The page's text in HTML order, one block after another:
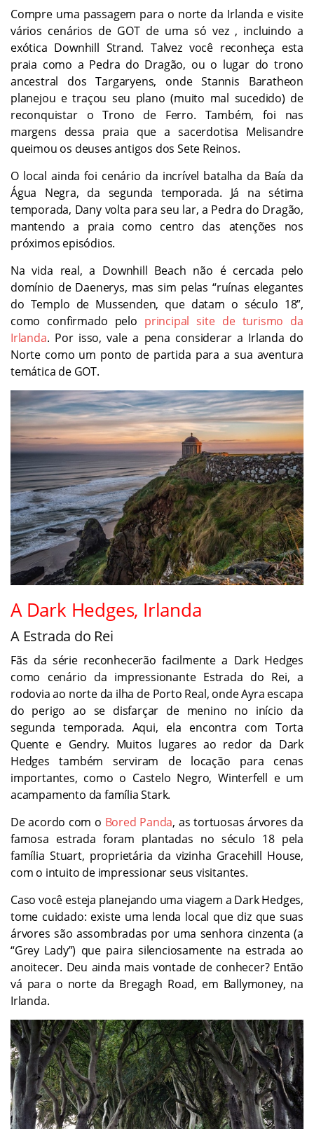
Compre uma passagem para o norte da Irlanda e visite
vários cenários de GOT de uma só vez , incluindo a
exótica Downhill Strand. Talvez você reconheça esta
praia como a Pedra do Dragão, ou o lugar do trono
ancestral dos Targaryens, onde Stannis Baratheon
planejou e traçou seu plano (muito mal sucedido) de
reconquistar o Trono de Ferro. Também, foi nas
margens dessa praia que a sacerdotisa Melisandre
queimou os deuses antigos dos Sete Reinos.
O local ainda foi cenário da incrível batalha da Baía da
Água Negra, da segunda temporada. Já na sétima
temporada, Dany volta para seu lar, a Pedra do Dragão,
mantendo a praia como centro das atenções nos
próximos episódios.
Na vida real, a Downhill Beach não é cercada pelo
domínio de Daenerys, mas sim pelas “ruínas elegantes
do Templo de Mussenden, que datam o século 18”,
como confirmado pelo principal site de turismo da
Irlanda. Por isso, vale a pena considerar a Irlanda do
Norte como um ponto de partida para a sua aventura
temática de GOT.
A Dark Hedges, Irlanda
A Estrada do Rei
Fãs da série reconhecerão facilmente a Dark Hedges
como cenário da impressionante Estrada do Rei, a
rodovia ao norte da ilha de Porto Real, onde Ayra escapa
do perigo ao se disfarçar de menino no início da
segunda temporada. Aqui, ela encontra com Torta
Quente e Gendry. Muitos lugares ao redor da Dark
Hedges também serviram de locação para cenas
importantes, como o Castelo Negro, Winterfell e um
acampamento da família Stark.
De acordo com o Bored Panda, as tortuosas árvores da
famosa estrada foram plantadas no século 18 pela
família Stuart, proprietária da vizinha Gracehill House,
com o intuito de impressionar seus visitantes.
Caso você esteja planejando uma viagem a Dark Hedges,
tome cuidado: existe uma lenda local que diz que suas
árvores são assombradas por uma senhora cinzenta (a
“Grey Lady”) que paira silenciosamente na estrada ao
anoitecer. Deu ainda mais vontade de conhecer? Então
vá para o norte da Bregagh Road, em Ballymoney, na
Irlanda.